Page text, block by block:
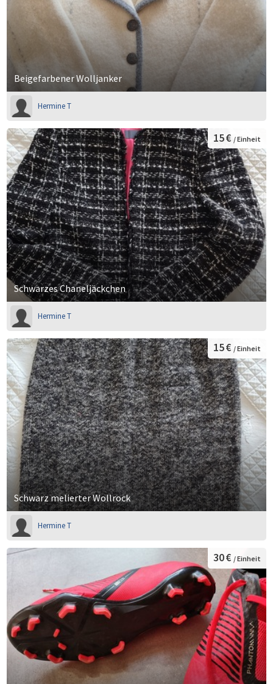
Beigefarbener Wolljanker
Hermine T
Schwarzes Chaneljäckchen
15 € / Einheit
Hermine T
Schwarz melierter Wollrock
15 € / Einheit
Hermine T
30 € / Einheit